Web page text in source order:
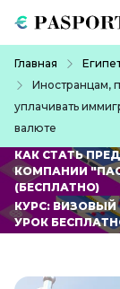
Главная
Иностранцам,
уплачивать
валюте
КАК СТАТЬ
КОМПАНИИ
(БЕСПЛАТНО)
КУРС: ВИЗОВЫЙ
УРОК